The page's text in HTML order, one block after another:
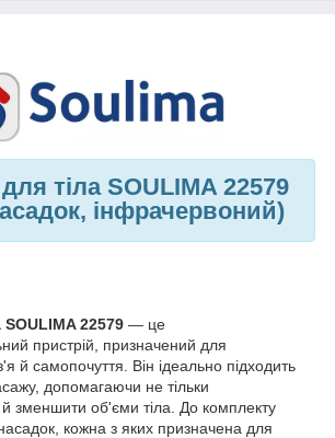
тіла SOULIMA 22579
інфрачервоний)
22579 — це
пристрій, призначений для
й самопочуття. Він ідеально підходить
допомагаючи не тільки
зменшити об'єми тіла. До комплекту
кожна з яких призначена для